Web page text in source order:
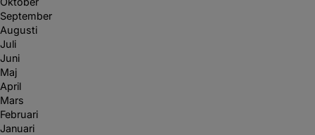
September
Augusti
Juli
Juni
Maj
April
Mars
Februari
Januari